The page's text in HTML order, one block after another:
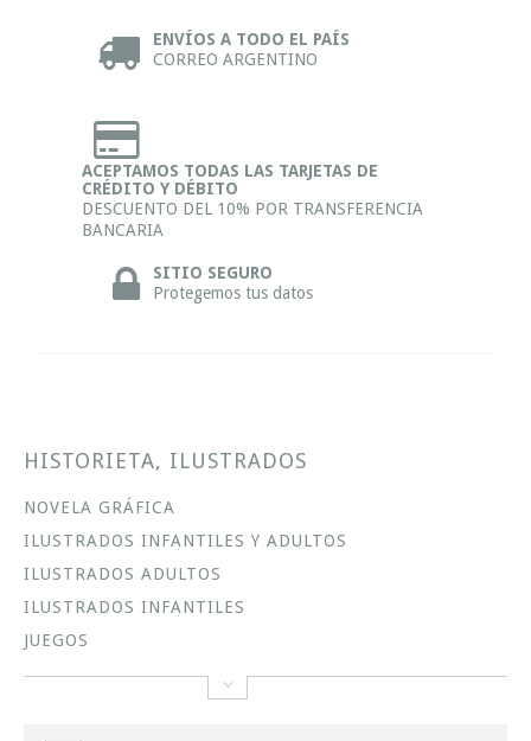
ENVÍOS A TODO EL PAÍS
CORREO ARGENTINO
ACEPTAMOS TODAS LAS TARJETAS DE
CRÉDITO Y DÉBITO
DESCUENTO DEL 10% POR TRANSFERENCIA
BANCARIA
SITIO SEGURO
Protegemos tus datos
HISTORIETA, ILUSTRADOS
NOVELA GRÁFICA
ILUSTRADOS INFANTILES Y ADULTOS
ILUSTRADOS ADULTOS
ILUSTRADOS INFANTILES
JUEGOS